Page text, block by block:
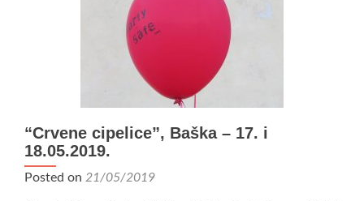
“Crvene cipelice”, Baška – 17. i
18.05.2019.
Posted on 21/05/2019